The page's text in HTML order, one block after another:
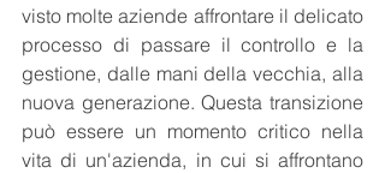
visto molte aziende affrontare il delicato
processo di passare il controllo e la
gestione, dalle mani della vecchia, alla
nuova generazione. Questa transizione
può essere un momento critico nella
vita di un'azienda, in cui si affrontano